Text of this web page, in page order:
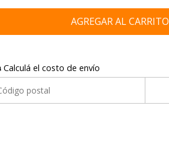
AGREGAR AL CARRITO
Calculá el costo de envío